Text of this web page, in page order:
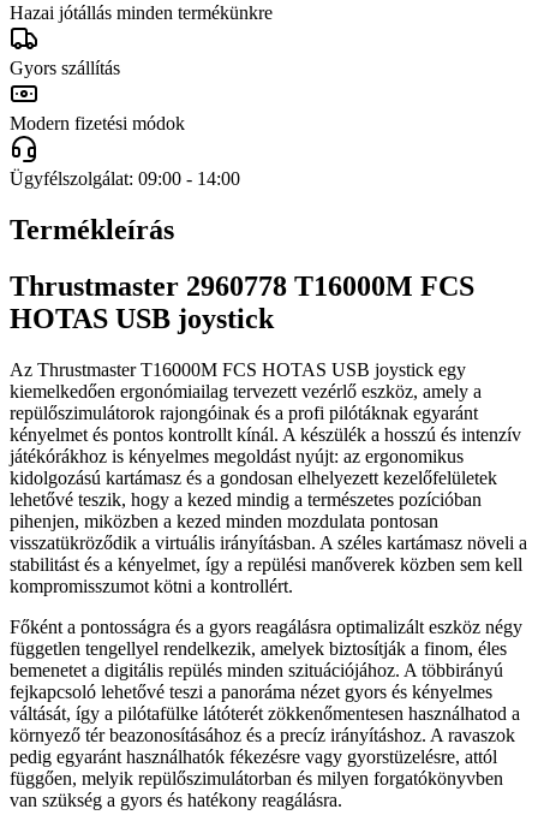
Hazai jótállás minden termékünkre
Gyors szállítás
Modern fizetési módok
Ügyfélszolgálat: 09:00 - 14:00
Termékleírás
Thrustmaster 2960778 T16000M FCS
HOTAS USB joystick
Az Thrustmaster T16000M FCS HOTAS USB joystick egy
kiemelkedően ergonómiailag tervezett vezérlő eszköz, amely a
repülőszimulátorok rajongóinak és a profi pilótáknak egyaránt
kényelmet és pontos kontrollt kínál. A készülék a hosszú és intenzív
játékórákhoz is kényelmes megoldást nyújt: az ergonomikus
kidolgozású kartámasz és a gondosan elhelyezett kezelőfelületek
lehetővé teszik, hogy a kezed mindig a természetes pozícióban
pihenjen, miközben a kezed minden mozdulata pontosan
visszatükröződik a virtuális irányításban. A széles kartámasz növeli a
stabilitást és a kényelmet, így a repülési manőverek közben sem kell
kompromisszumot kötni a kontrollért.
Főként a pontosságra és a gyors reagálásra optimalizált eszköz négy
független tengellyel rendelkezik, amelyek biztosítják a finom, éles
bemenetet a digitális repülés minden szituációjához. A többirányú
fejkapcsoló lehetővé teszi a panoráma nézet gyors és kényelmes
váltását, így a pilótafülke látóterét zökkenőmentesen használhatod a
környező tér beazonosításához és a precíz irányításhoz. A ravaszok
pedig egyaránt használhatók fékezésre vagy gyorstüzelésre, attól
függően, melyik repülőszimulátorban és milyen forgatókönyvben
van szükség a gyors és hatékony reagálásra.